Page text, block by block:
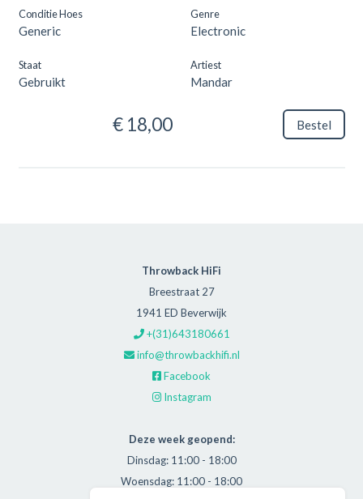
Conditie Hoes
Generic
Genre
Electronic
Staat
Gebruikt
Artiest
Mandar
€ 18,00 Bestel
Throwback HiFi
Breestraat 27
1941 ED Beverwijk
+(31)643180661
info@throwbackhifi.nl
Facebook
Instagram
Deze week geopend:
Dinsdag: 11:00 - 18:00
Woensdag: 11:00 - 18:00